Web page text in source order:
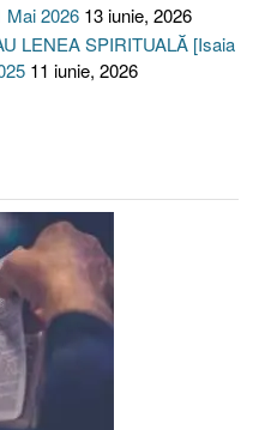
Mai 2026 13 iunie, 2026
LENEA SPIRITUALĂ [Isaia
11 iunie, 2026